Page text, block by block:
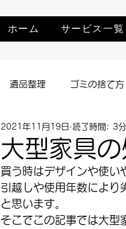
ホーム サービス一覧
遺品整理 ゴミの捨て方
大型家具
2021年11月19日 読了時間: 3分
買う時はデザインや使い
引越しや使用年数により
と思います。
そこでこの記事では大型